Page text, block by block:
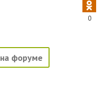
0
форуме